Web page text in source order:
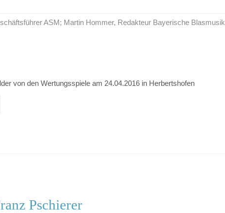
ASM; Martin Hommer, Redakteur Bayerische Blasmusik
von den Wertungsspiele am 24.04.2016 in Herbertshofen
Pschierer